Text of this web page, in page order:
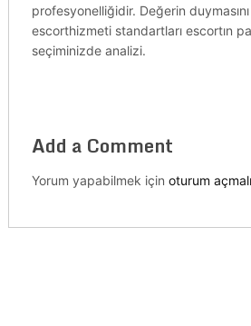
profesyonelliğidir. Değerin duymasını
escorthizmeti standartları escortın
seçiminizde analizi.
Add a Comment
Yorum yapabilmek için oturum